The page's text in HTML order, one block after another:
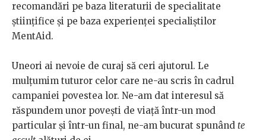
recomandări pe baza literaturii de specialitate
științifice și pe baza experienței specialiștilor
MentAid.
Uneori ai nevoie de curaj să ceri ajutorul. Le
mulțumim tuturor celor care ne-au scris în cadrul
campaniei povestea lor. Ne-am dat interesul să
răspundem unor povești de viață într-un mod
particular și într-un final, ne-am bucurat spunând te